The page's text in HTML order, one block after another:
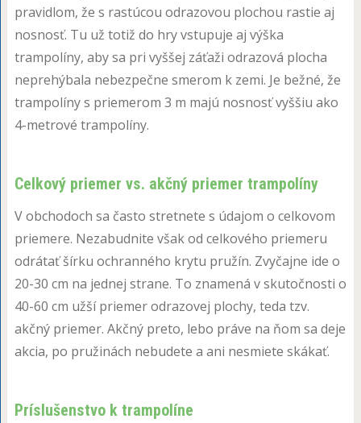
pravidlom, že s rastúcou odrazovou plochou rastie aj
nosnosť. Tu už totiž do hry vstupuje aj výška
trampolíny, aby sa pri vyššej záťaži odrazová plocha
neprehýbala nebezpečne smerom k zemi. Je bežné, že
trampolíny s priemerom 3 m majú nosnosť vyššiu ako
4-metrové trampolíny.
Celkový priemer vs. akčný priemer trampolíny
V obchodoch sa často stretnete s údajom o celkovom
priemere. Nezabudnite však od celkového priemeru
odrátať šírku ochranného krytu pružín. Zvyčajne ide o
20-30 cm na jednej strane. To znamená v skutočnosti o
40-60 cm užší priemer odrazovej plochy, teda tzv.
akčný priemer. Akčný preto, lebo práve na ňom sa deje
akcia, po pružinách nebudete a ani nesmiete skákať.
Príslušenstvo k trampolíne